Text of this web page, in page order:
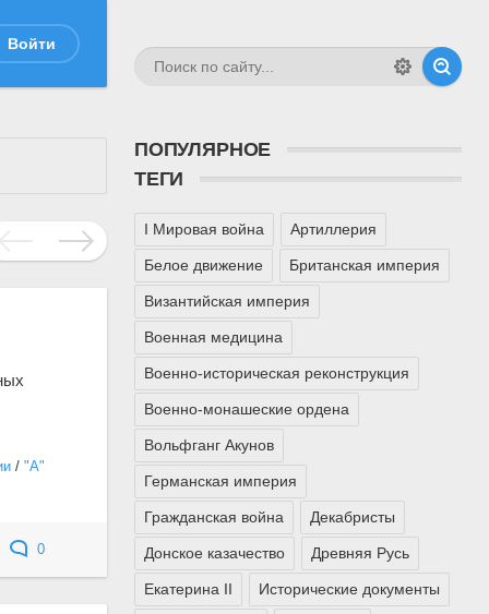
Войти
/ "А"
0
ПОПУЛЯРНОЕ
ТЕГИ
I Мировая война Артиллерия
Белое движение Британская империя
Византийская империя
Военная медицина
Военно-историческая реконструкция
Военно-монашеские ордена
Вольфганг Акунов
Германская империя
Гражданская война Декабристы
Донское казачество Древняя Русь
Екатерина II Исторические документы